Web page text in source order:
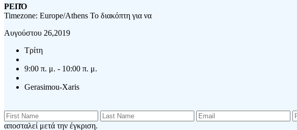
ΡΕΠΌ
Timezone: Europe/Athens Το διακόπτη για να
Αυγούστου 26,2019
Τρίτη
9:00 π. μ. - 10:00 π. μ.
Gerasimou-Xaris
αποσταλεί μετά την έγκριση.